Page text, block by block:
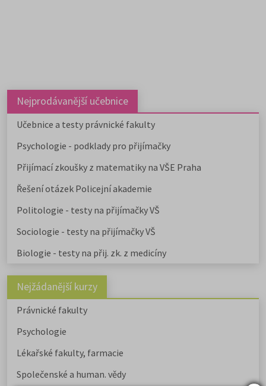
Nejprodávanější učebnice
Učebnice a testy právnické fakulty
Psychologie - podklady pro přijímačky
Přijímací zkoušky z matematiky na VŠE Praha
Řešení otázek Policejní akademie
Politologie - testy na přijímačky VŠ
Sociologie - testy na přijímačky VŠ
Biologie - testy na přij. zk. z medicíny
Nejžádanější kurzy
Právnické fakulty
Psychologie
Lékařské fakulty, farmacie
Společenské a human. vědy